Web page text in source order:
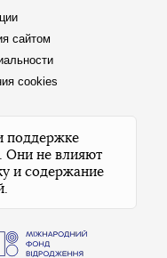
сайтом
cookies
поддержке
Они не влияют
и содержание